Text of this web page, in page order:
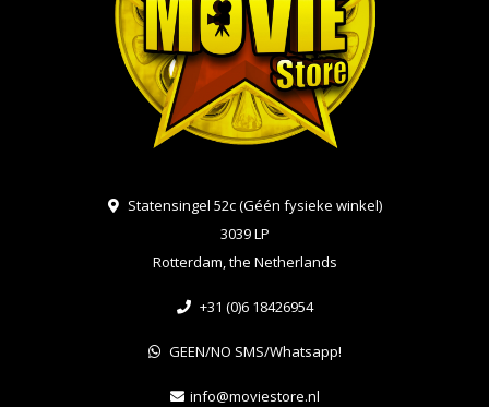
Statensingel 52c (Géén fysieke winkel)
3039 LP
Rotterdam, the Netherlands
+31 (0)6 18426954
GEEN/NO SMS/Whatsapp!
info@moviestore.nl